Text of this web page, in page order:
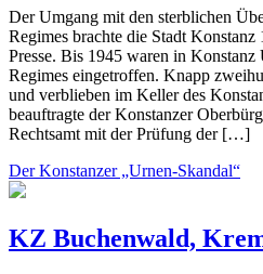
Der Umgang mit den sterblichen
Regimes brachte die Stadt
Presse. Bis 1945 waren in
Regimes eingetroffen. Knapp
und verblieben im Keller des
beauftragte der Konstanzer
Rechtsamt mit der Prüfung der […]
Der Konstanzer „Urnen-Skandal“
KZ Buchenwald,